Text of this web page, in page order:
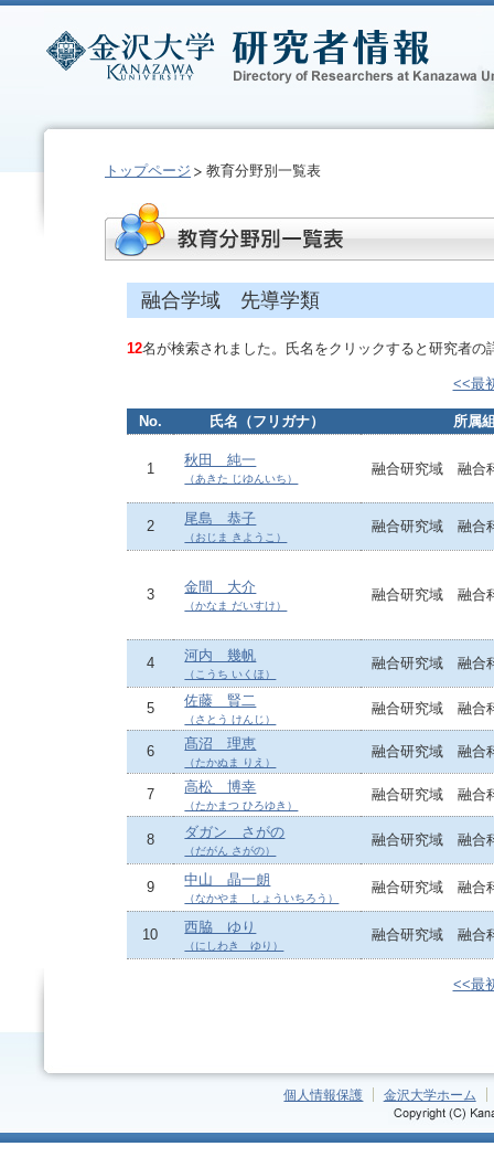
トップページ 教育分野別一覧表
融合学域 先導学類
12名が検索されました。氏名をクリックすると研究者の
<<最
No. 氏名（フリガナ） 所属
1
秋田 純一
（あきた じゆんいち）
融合研究域 融合
2 尾島 恭子
（おじま きようこ）
融合研究域 融合
3 金間 大介
（かなま だいすけ）
融合研究域 融合
4 河内 幾帆
（こうち いくほ）
融合研究域 融合
5 佐藤 賢二
（さとう けんじ）
融合研究域 融合
6 髙沼 理恵
（たかぬま りえ）
融合研究域 融合
7 高松 博幸
（たかまつ ひろゆき）
融合研究域 融合
8 ダガン さがの
（だがん さがの）
融合研究域 融合
9 中山 晶一朗
（なかやま しょういちろう）
融合研究域 融合
10 西脇 ゆり
（にしわき ゆり）
融合研究域 融合
<<最
個人情報保護 金沢大学ホーム